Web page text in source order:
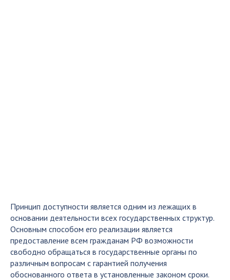
Принцип доступности является одним из лежащих в
основании деятельности всех государственных структур.
Основным способом его реализации является
предоставление всем гражданам РФ возможности
свободно обращаться в государственные органы по
различным вопросам с гарантией получения
обоснованного ответа в установленные законом сроки.